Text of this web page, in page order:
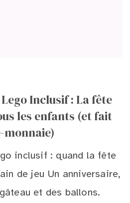
Inclusif : La fête
les enfants (et fait
monnaie)
inclusif : quand la fête
de jeu Un anniversaire,
et des ballons.